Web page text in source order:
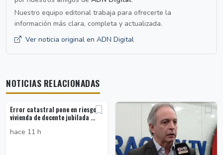
Nuestro equipo editorial trabaja para ofrecerte la
información más clara, completa y actualizada.
Ver noticia original en ADN Digital
NOTICIAS RELACIONADAS
Error catastral pone en riesgo
vivienda de docente jubilada ...
hace 11 h